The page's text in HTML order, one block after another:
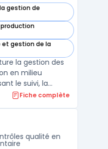
gestion de
cette catégorie
production
cette catégorie
et gestion de la
cette catégorie
la gestion des
en milieu
le suivi, la
sur plusieurs
les
Fiche complète
qualité en